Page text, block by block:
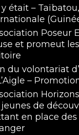
y était –
Poseur
et promeut
du volontariat
–
de
en place